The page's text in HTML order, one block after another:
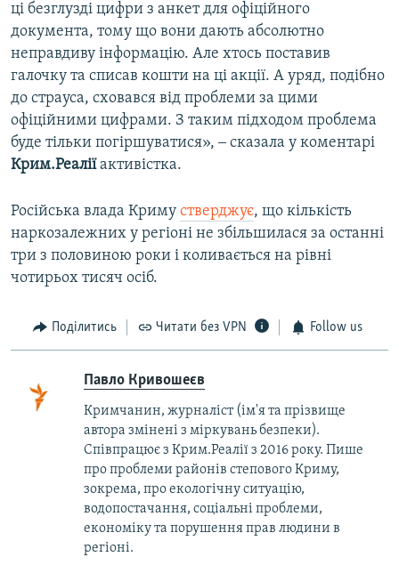
ці безглузді цифри з анкет для офіційного
документа, тому що вони дають абсолютно
неправдиву інформацію. Але хтось поставив
галочку та списав кошти на ці акції. А уряд, подібно
до страуса, сховався від проблеми за цими
офіційними цифрами. З таким підходом проблема
буде тільки погіршуватися», ‒ сказала у коментарі
Крим.Реаліїактивістка.
Російська влада Криму стверджує, що кількість
наркозалежних у регіоні не збільшилася за останні
три з половиною роки і коливається на рівні
чотирьох тисяч осіб.
Поділитись Читати без VPN Follow us
Павло Кривошеєв
Кримчанин, журналіст (ім'я та прізвище
автора змінені з міркувань безпеки).
Співпрацює з Крим.Реалії з 2016 року. Пише
про проблеми районів степового Криму,
зокрема, про екологічну ситуацію,
водопостачання, соціальні проблеми,
економіку та порушення прав людини в
регіоні.